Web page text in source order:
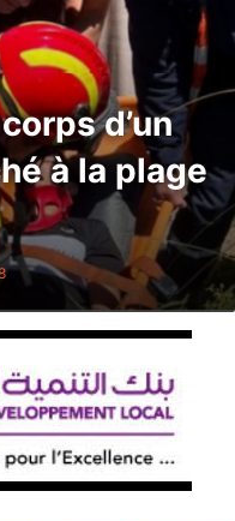
d’un
à la plage